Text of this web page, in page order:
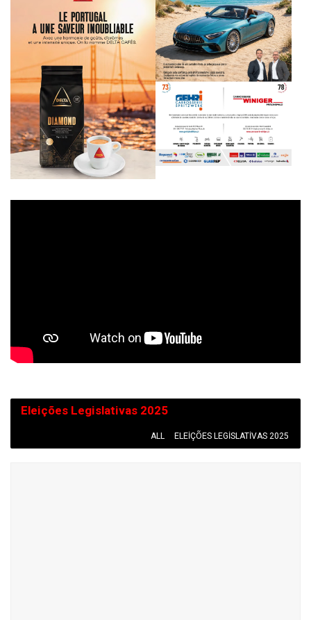
Eleições Legislativas 2025
ALL ELEIÇÕES LEGISLATIVAS 2025